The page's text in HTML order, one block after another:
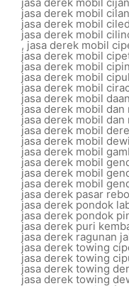
jasa derek mobil
jasa derek mobil
jasa derek mobil
, jasa derek mobil
jasa derek mobil
jasa derek mobil
jasa derek mobil
jasa derek mobil
jasa derek mobil
jasa derek mobil
jasa derek mobil dan
jasa derek mobil
jasa derek mobil
jasa derek mobil
jasa derek mobil
jasa derek mobil
jasa derek mobil
jasa derek pasar rebo
jasa derek pondok
jasa derek pondok
jasa derek puri
jasa derek ragunan
jasa derek towing
jasa derek towing
jasa derek towing
jasa derek towing